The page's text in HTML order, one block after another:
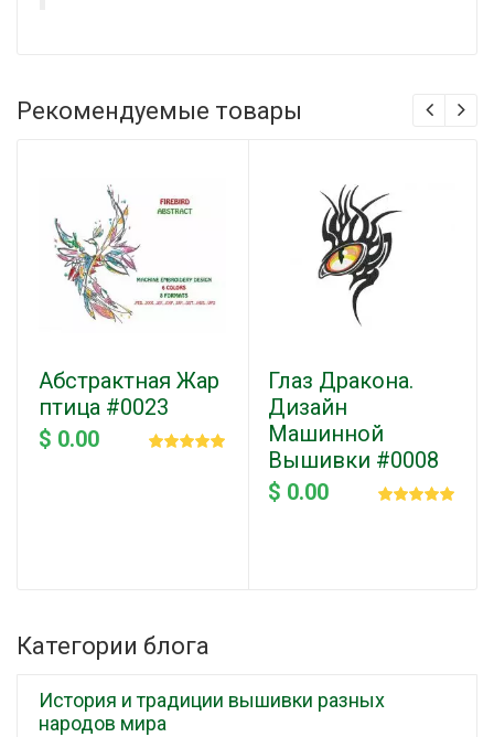
Рекомендуемые товары
Абстрактная Жар
птица #0023
$ 0.00
Глаз Дракона.
Дизайн
Машинной
Вышивки #0008
$ 0.00
Категории блога
История и традиции вышивки разных
народов мира